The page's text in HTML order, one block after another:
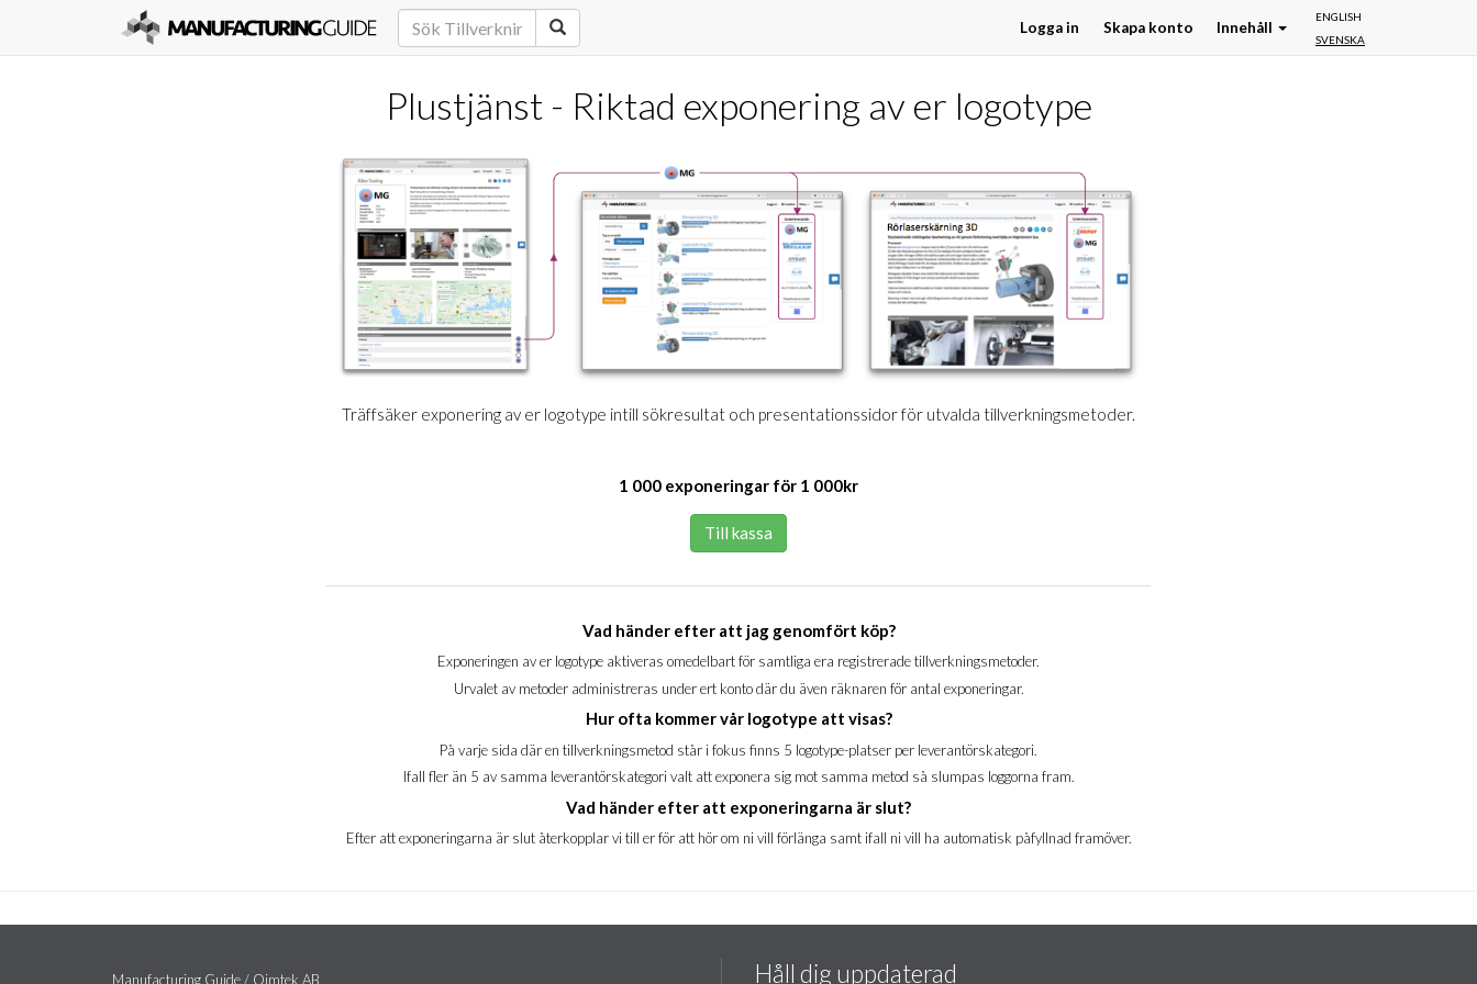
ENGLISH
SVENSKA
Logga in Skapa konto Innehåll
Plustjänst - Riktad exponering av er logotype
Träffsäker exponering av er logotype intill sökresultat och presentationssidor för utvalda tillverkningsmetoder.
1 000 exponeringar för 1 000kr
Till kassa
Vad händer efter att jag genomfört köp?
Exponeringen av er logotype aktiveras omedelbart för samtliga era registrerade tillverkningsmetoder.
Urvalet av metoder administreras under ert konto där du även räknaren för antal exponeringar.
Hur ofta kommer vår logotype att visas?
På varje sida där en tillverkningsmetod står i fokus finns 5 logotype-platser per leverantörskategori.
Ifall fler än 5 av samma leverantörskategori valt att exponera sig mot samma metod så slumpas loggorna fram.
Vad händer efter att exponeringarna är slut?
Efter att exponeringarna är slut återkopplar vi till er för att hör om ni vill förlänga samt ifall ni vill ha automatisk påfyllnad framöver.
Manufacturing Guide / Qimtek AB Håll dig uppdaterad